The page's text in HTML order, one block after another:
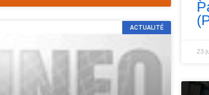
ACTUALITÉ
23